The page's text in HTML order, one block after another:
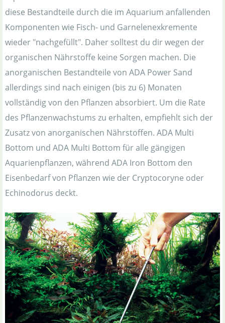
diese Bestandteile durch die im Aquarium anfallenden
Komponenten wie Fisch- und Garnelenexkremente
wieder "nachgefüllt". Daher solltest du dir wegen der
organischen Nährstoffe keine Sorgen machen. Die
anorganischen Bestandteile von ADA Power Sand
allerdings sind nach einigen (bis zu 6) Monaten
vollständig von den Pflanzen absorbiert. Um die Rate
des Pflanzenwachstums zu erhalten, empfiehlt sich der
Zusatz von anorganischen Nährstoffen. ADA Multi
Bottom und ADA Multi Bottom für alle gängigen
Aquarienpflanzen, während ADA Iron Bottom den
Eisenbedarf von Pflanzen wie der Cryptocoryne oder
Echinodorus deckt.